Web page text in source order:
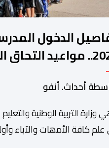
أبرزالتظاهرات
2027.. مواعيد التحاق
بالمؤسسات
أحداث. أنفو
وزارة التربیة الوطنیة
علم كافة الأمھات والآباء